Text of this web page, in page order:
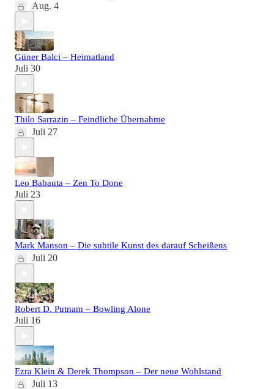
Aug. 4
Güner Balci – Heimatland
Juli 30
Thilo Sarrazin – Feindliche Übernahme
Juli 27
Leo Babauta – Zen To Done
Juli 23
Mark Manson – Die subtile Kunst des darauf Scheißens
Juli 20
Robert D. Putnam – Bowling Alone
Juli 16
Ezra Klein & Derek Thompson – Der neue Wohlstand
Juli 13